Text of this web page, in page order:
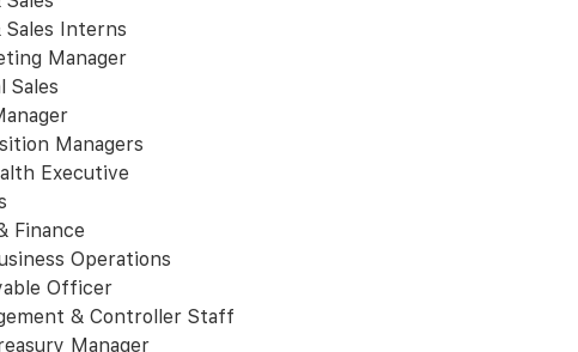
Interns
Manager
Sales
Managers
Executive
Finance
Operations
Officer
& Controller Staff
Manager